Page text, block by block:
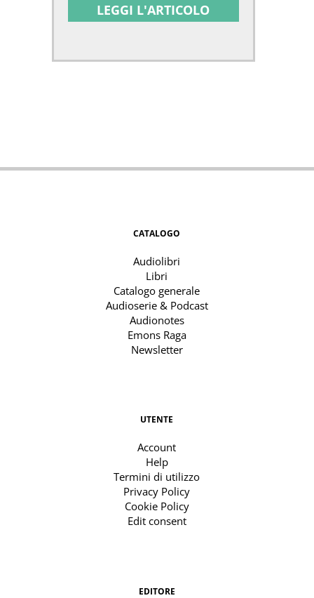
LEGGI L'ARTICOLO
CATALOGO
Audiolibri
Libri
Catalogo generale
Audioserie & Podcast
Audionotes
Emons Raga
Newsletter
UTENTE
Account
Help
Termini di utilizzo
Privacy Policy
Cookie Policy
Edit consent
EDITORE